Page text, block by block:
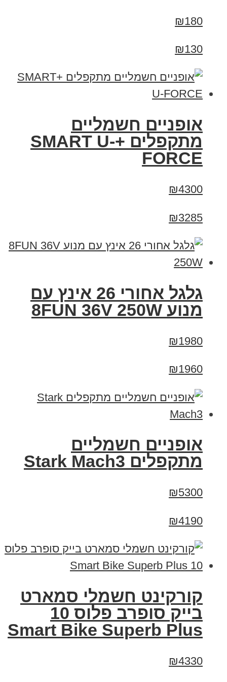
₪180
₪130
אופניים חשמליים
מתקפלים +SMART U-
FORCE
₪4300
₪3285
גלגל אחורי 26 אינץ עם
מנוע 8FUN 36V 250W
₪1980
₪1960
‏אופניים חשמליים
‏מתקפלים Stark Mach3
₪5300
₪4190
קורקינט חשמלי סמארט
בייק סופרב פלוס 10
Smart Bike Superb Plus
₪4330